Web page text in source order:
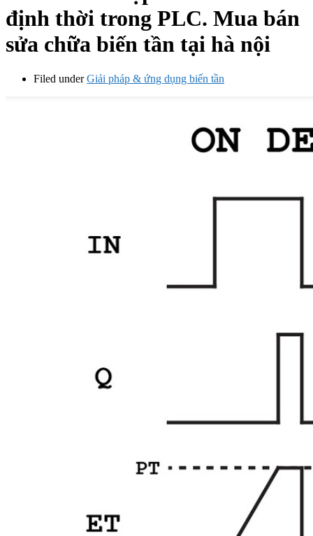
định thời trong PLC. Mua bán
sửa chữa biến tần tại hà nội
Filed underGiải pháp & ứng dụng biến tần